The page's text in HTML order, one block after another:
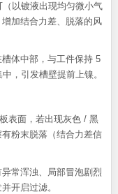
以镀液出现均匀微小气
加结合力差、脱落的风
体中部，与工件保持 5
，引发槽壁提前上镍。
表面，若出现灰色 / 黑
粉末脱落（结合力差信
常浑浊、局部冒泡剧烈
开启过滤。